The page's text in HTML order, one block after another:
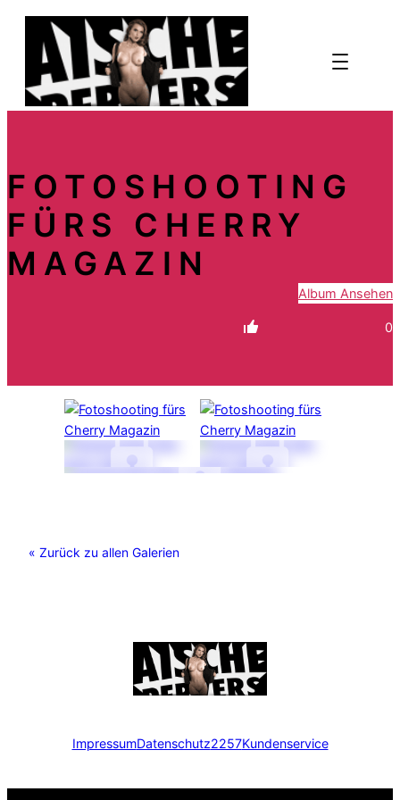
Zum
springen
FOTOSHOOTING
FÜRS CHERRY
MAGAZIN
Album Ansehen
0
« Zurück zu allen Galerien
ImpressumDatenschutz2257Kundenservice